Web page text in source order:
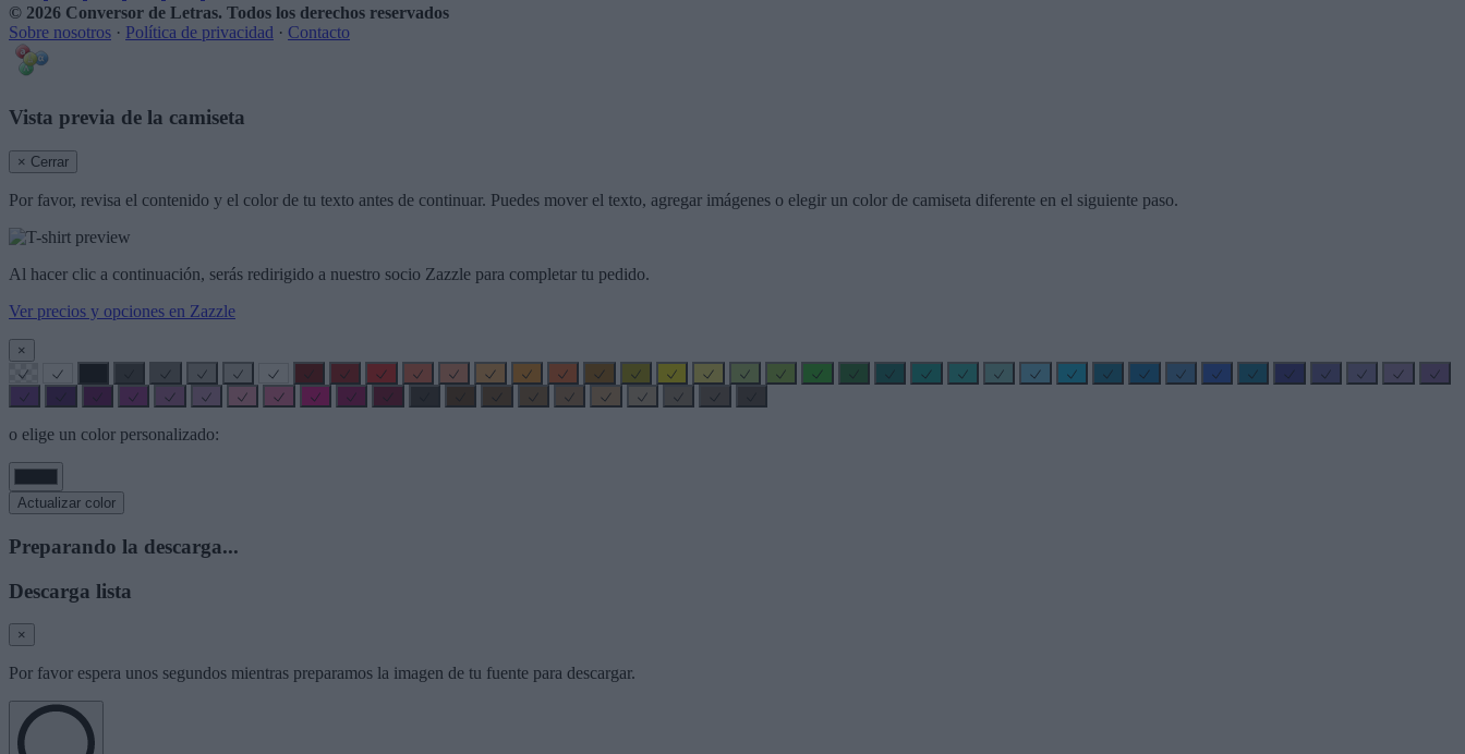
© 2026 Conversor de Letras. Todos los derechos reservados
Sobre nosotros · Política de privacidad · Contacto
Vista previa de la camiseta
× Cerrar
Por favor, revisa el contenido y el color de tu texto antes de continuar. Puedes mover el texto, agregar imágenes o elegir un color de camiseta diferente en el siguiente paso.
Al hacer clic a continuación, serás redirigido a nuestro socio Zazzle para completar tu pedido.
Ver precios y opciones en Zazzle
×
o elige un color personalizado:
Actualizar color
Preparando la descarga...
Descarga lista
×
Por favor espera unos segundos mientras preparamos la imagen de tu fuente para descargar.